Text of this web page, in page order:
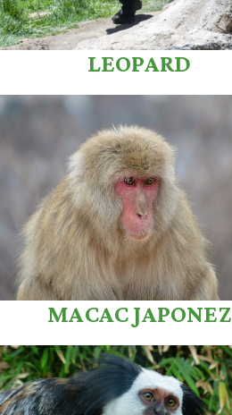
LEOPARD
MACAC JAPONEZ